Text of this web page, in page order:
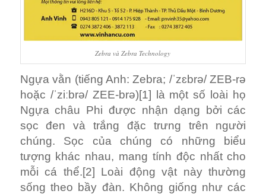
Zebra và Zebra Technology
Ngựa vằn (tiếng Anh: Zebra; /ˈzɛbrə/ ZEB-rə
hoặc /ˈziːbrə/ ZEE-brə)[1] là một số loài họ
Ngựa châu Phi được nhận dạng bởi các
sọc đen và trắng đặc trưng trên người
chúng. Sọc của chúng có những biểu
tượng khác nhau, mang tính độc nhất cho
mỗi cá thể.[2] Loài động vật này thường
sống theo bầy đàn. Không giống như các